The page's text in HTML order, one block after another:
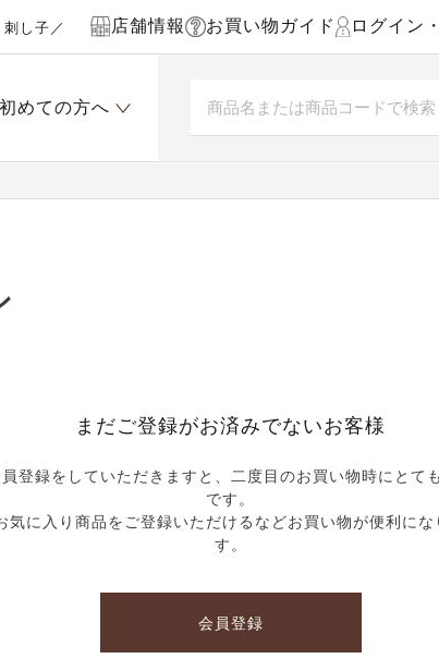
し子／ 店舗情報 お買い物ガイド ログイン
初めての方へ
まだご登録がお済みでないお客様
登録をしていただきますと、二度目のお買い物時にとて
です。
気に入り商品をご登録いただけるなどお買い物が便利にな
す。
会員登録